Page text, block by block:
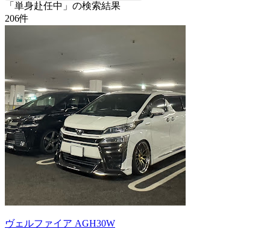
「単身赴任中」の検索結果
206件
ヴェルファイア AGH30W